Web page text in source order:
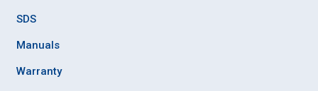
SDS
Manuals
Warranty